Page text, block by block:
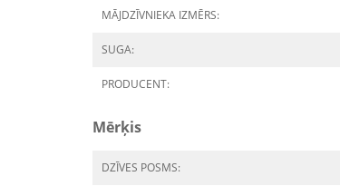
MĀJDZĪVNIEKA IZMĒRS:
SUGA:
PRODUCENT:
Mērķis
DZĪVES POSMS: